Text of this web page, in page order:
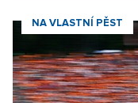
NA VLASTNÍ PĚST